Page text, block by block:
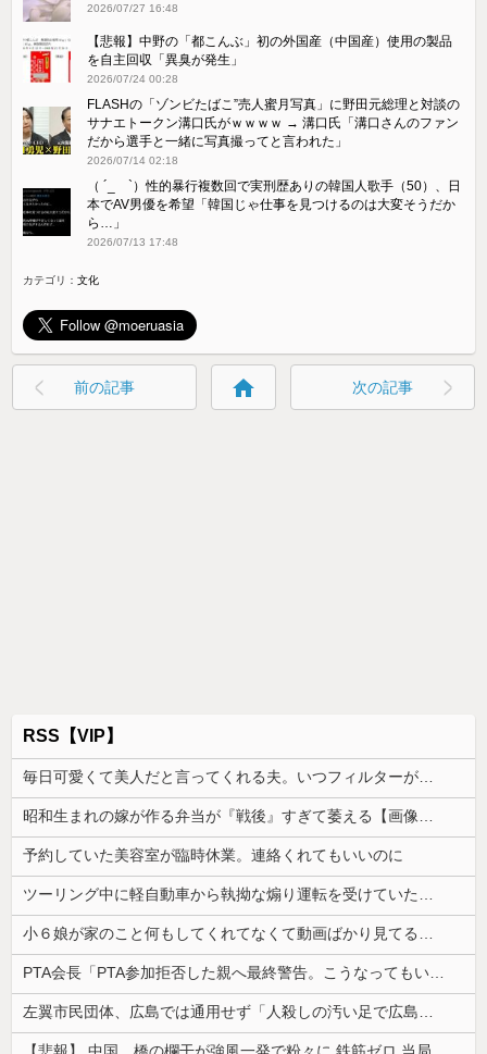
2026/07/27 16:48
【悲報】中野の「都こんぶ」初の外国産（中国産）使用の製品
を自主回収「異臭が発生」
2026/07/24 00:28
FLASHの「ゾンビたばこ”売人蜜月写真」に野田元総理と対談の
サナエトークン溝口氏がｗｗｗｗ → 溝口氏「溝口さんのファン
だから選手と一緒に写真撮ってと言われた」
2026/07/14 02:18
（ ´_ゝ`）性的暴行複数回で実刑歴ありの韓国人歌手（50）、日
本でAV男優を希望「韓国じゃ仕事を見つけるのは大変そうだか
ら…」
2026/07/13 17:48
カテゴリ：文化
前の記事 home 次の記事
RSS【VIP】
予約していた美容室が臨時休業。連絡くれてもいいのに